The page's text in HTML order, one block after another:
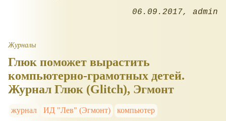
06.09.2017 admin
Журналы
Глюк поможет вырастить
компьютерно-грамотных детей.
Журнал Глюк (Glitch), Эгмонт
журнал ИД "Лев" (Эгмонт)
компьютер